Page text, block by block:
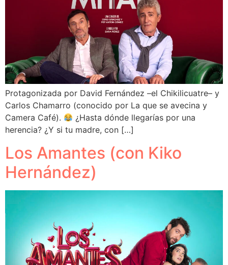
Protagonizada por David Fernández –el Chikilicuatre– y
Carlos Chamarro (conocido por La que se avecina y
Camera Café).
¿Hasta dónde llegarías por una
herencia? ¿Y si tu madre, con […]
Los Amantes (con Kiko
Hernández)